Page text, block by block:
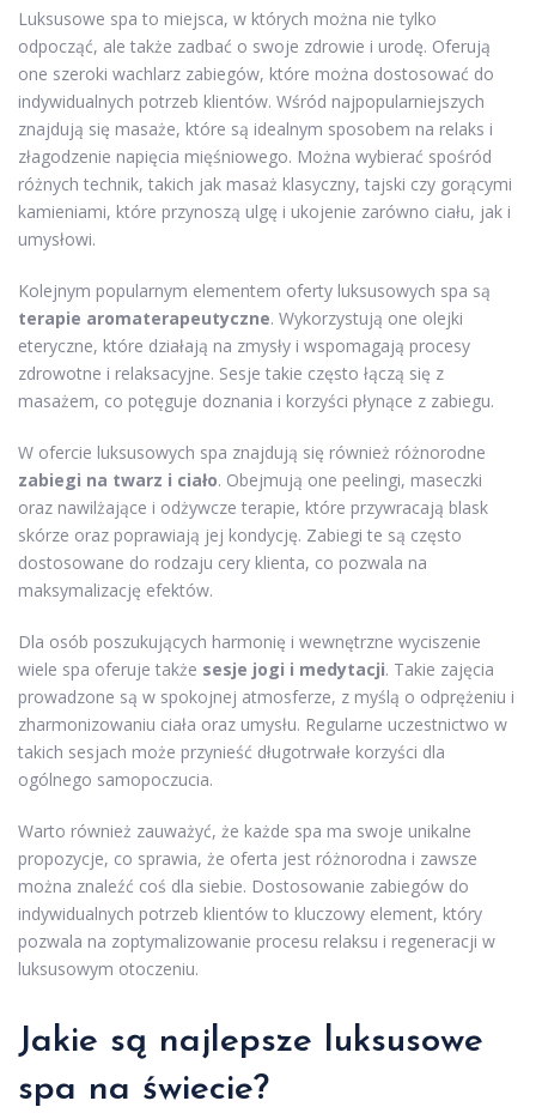
Luksusowe spa to miejsca, w których można nie tylko
odpocząć, ale także zadbać o swoje zdrowie i urodę. Oferują
one szeroki wachlarz zabiegów, które można dostosować do
indywidualnych potrzeb klientów. Wśród najpopularniejszych
znajdują się masaże, które są idealnym sposobem na relaks i
złagodzenie napięcia mięśniowego. Można wybierać spośród
różnych technik, takich jak masaż klasyczny, tajski czy gorącymi
kamieniami, które przynoszą ulgę i ukojenie zarówno ciału, jak i
umysłowi.
Kolejnym popularnym elementem oferty luksusowych spa są
terapie aromaterapeutyczne. Wykorzystują one olejki
eteryczne, które działają na zmysły i wspomagają procesy
zdrowotne i relaksacyjne. Sesje takie często łączą się z
masażem, co potęguje doznania i korzyści płynące z zabiegu.
W ofercie luksusowych spa znajdują się również różnorodne
zabiegi na twarz i ciało. Obejmują one peelingi, maseczki
oraz nawilżające i odżywcze terapie, które przywracają blask
skórze oraz poprawiają jej kondycję. Zabiegi te są często
dostosowane do rodzaju cery klienta, co pozwala na
maksymalizację efektów.
Dla osób poszukujących harmonię i wewnętrzne wyciszenie
wiele spa oferuje także sesje jogi i medytacji. Takie zajęcia
prowadzone są w spokojnej atmosferze, z myślą o odprężeniu i
zharmonizowaniu ciała oraz umysłu. Regularne uczestnictwo w
takich sesjach może przynieść długotrwałe korzyści dla
ogólnego samopoczucia.
Warto również zauważyć, że każde spa ma swoje unikalne
propozycje, co sprawia, że oferta jest różnorodna i zawsze
można znaleźć coś dla siebie. Dostosowanie zabiegów do
indywidualnych potrzeb klientów to kluczowy element, który
pozwala na zoptymalizowanie procesu relaksu i regeneracji w
luksusowym otoczeniu.
Jakie są najlepsze luksusowe
spa na świecie?